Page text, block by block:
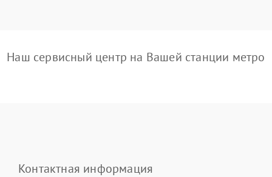
Наш сервисный центр на Вашей станции метро
Контактная информация